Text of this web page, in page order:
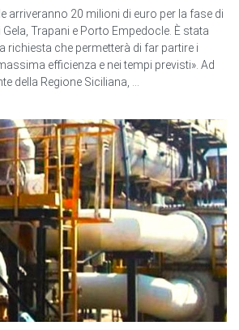
arriveranno 20 milioni di euro per la fase di
Trapani e Porto Empedocle. È stata
richiesta che permetterà di far partire i
efficienza e nei tempi previsti». Ad
della Regione Siciliana, ...